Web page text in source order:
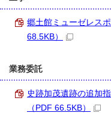
郷土館ミューゼレス
68.5KB）
業務委託
史跡加茂遺跡の追加
（PDF 66.5KB）